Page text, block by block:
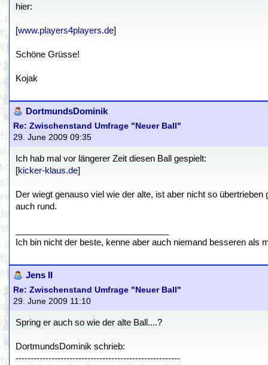
hier:
[www.players4players.de]
Schöne Grüsse!
Kojak
DortmundsDominik
Re: Zwischenstand Umfrage "Neuer Ball"
29. June 2009 09:35
Ich hab mal vor längerer Zeit diesen Ball gespielt:
[kicker-klaus.de]
Der wiegt genauso viel wie der alte, ist aber nicht so
auch rund.
Ich bin nicht der beste, kenne aber auch niemand besseren als
Jens II
Re: Zwischenstand Umfrage "Neuer Ball"
29. June 2009 11:10
Spring er auch so wie der alte Ball....?
DortmundsDominik schrieb:
-------------------------------------------------------